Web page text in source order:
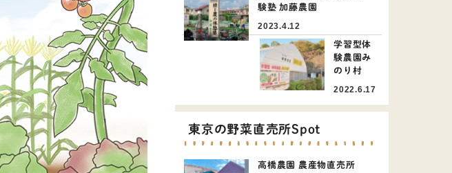
験塾 加藤農園
2023.4.12
学習型体
験農園み
のり村
2022.6.17
東京の野菜直売所Spot
高橋農園 農産物直売所